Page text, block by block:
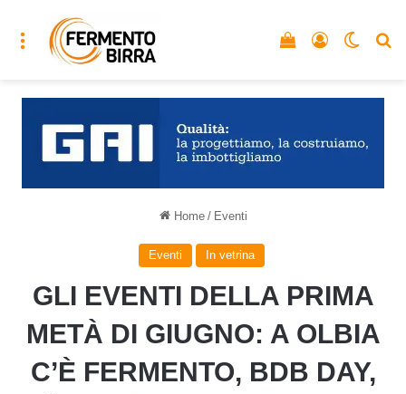
Menu Accedi
Vedi il carrello
Home / Eventi
Eventi In vetrina
GLI EVENTI DELLA PRIMA
METÀ DI GIUGNO: A OLBIA
C’È FERMENTO, BDB DAY,